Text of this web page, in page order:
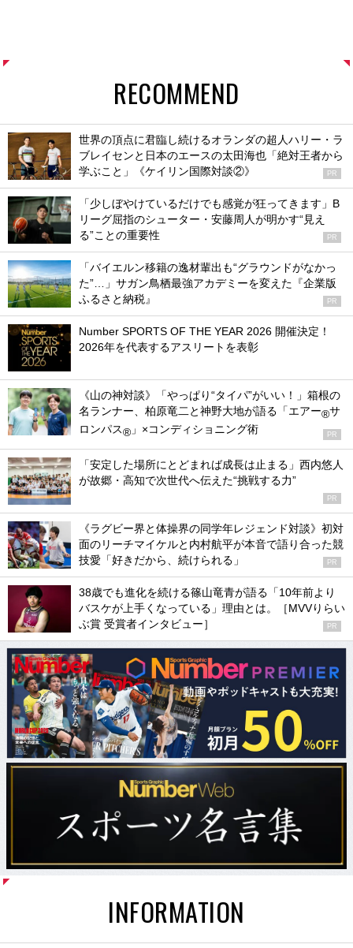
RECOMMEND
世界の頂点に君臨し続けるオランダの超人ハリー・ラ
ブレイセンと日本のエースの太田海也「絶対王者から
学ぶこと」《ケイリン国際対談②》
PR
「少しぼやけているだけでも感覚が狂ってきます」B
リーグ屈指のシューター・安藤周人が明かす“見え
る”ことの重要性
PR
「バイエルン移籍の逸材輩出も“グラウンドがなかっ
た”…」サガン鳥栖最強アカデミーを変えた『企業版
ふるさと納税』
PR
Number SPORTS OF THE YEAR 2026 開催決定！
2026年を代表するアスリートを表彰
《山の神対談》「やっぱり“タイパ”がいい！」箱根の
名ランナー、柏原竜二と神野大地が語る「エアー®サ
ロンパス® 」×コンディショニング術 PR
「安定した場所にとどまれば成長は止まる」西内悠人
が故郷・高知で次世代へ伝えた“挑戦する力”
PR
《ラグビー界と体操界の同学年レジェンド対談》初対
面のリーチマイケルと内村航平が本音で語り合った競
技愛「好きだから、続けられる」
PR
38歳でも進化を続ける篠山竜青が語る「10年前より
バスケが上手くなっている」理由とは。［MVVりらい
ぶ賞 受賞者インタビュー］
PR
INFORMATION